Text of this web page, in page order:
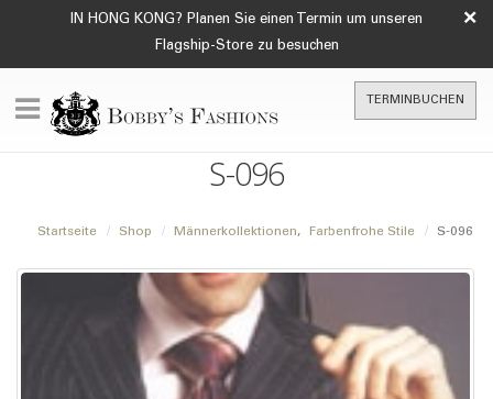
IN HONG KONG? Planen Sie einen Termin um unseren
Flagship-Store zu besuchen
×
TERMINBUCHEN
S-096
Startseite Shop Männerkollektionen, Farbenfrohe Stile S-096